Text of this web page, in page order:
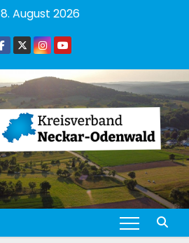
8. August 2026